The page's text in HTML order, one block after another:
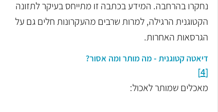
נחקרו בהרחבה. המידע בכתבה זו מתייחס בעיקר לתזונה
הקטוגנית הרגילה, למרות שרבים מהעקרונות חלים גם על
הגרסאות האחרות.
דיאטה קטוגנית - מה מותר ומה אסור?
[4]
מאכלים שמותר לאכול: